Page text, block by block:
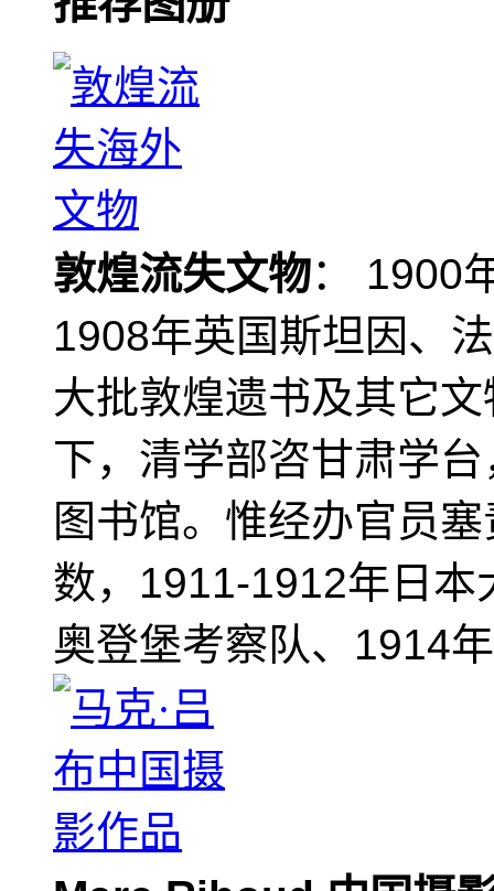
敦煌流失文物： 1900
1908年英国斯坦因、
大批敦煌遗书及其它
下，清学部咨甘肃学
图书馆。惟经办官员
数，1911-1912年日
奥登堡考察队、1914